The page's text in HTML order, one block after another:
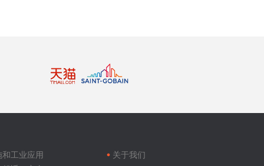
工业应用
关于我们